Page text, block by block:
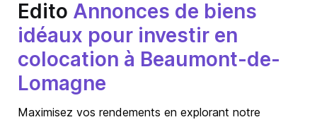
Edito Annonces de biens
idéaux pour investir en
colocation à Beaumont-de-
Lomagne
Maximisez vos rendements en explorant notre